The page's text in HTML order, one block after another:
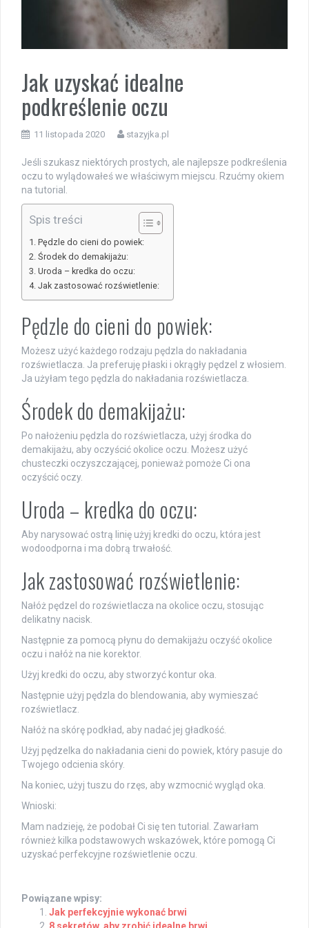
Jak uzyskać idealne
podkreślenie oczu
11 listopada 2020 stazyjka.pl
Jeśli szukasz niektórych prostych, ale najlepsze podkreślenia
oczu to wylądowałeś we właściwym miejscu. Rzućmy okiem
na tutorial.
Spis treści
Pędzle do cieni do powiek:
Środek do demakijażu:
Uroda – kredka do oczu:
Jak zastosować rozświetlenie:
Pędzle do cieni do powiek:
Możesz użyć każdego rodzaju pędzla do nakładania
rozświetlacza. Ja preferuję płaski i okrągły pędzel z włosiem.
Ja użyłam tego pędzla do nakładania rozświetlacza.
Środek do demakijażu:
Po nałożeniu pędzla do rozświetlacza, użyj środka do
demakijażu, aby oczyścić okolice oczu. Możesz użyć
chusteczki oczyszczającej, ponieważ pomoże Ci ona
oczyścić oczy.
Uroda – kredka do oczu:
Aby narysować ostrą linię użyj kredki do oczu, która jest
wodoodporna i ma dobrą trwałość.
Jak zastosować rozświetlenie:
Nałóż pędzel do rozświetlacza na okolice oczu, stosując
delikatny nacisk.
Następnie za pomocą płynu do demakijażu oczyść okolice
oczu i nałóż na nie korektor.
Użyj kredki do oczu, aby stworzyć kontur oka.
Następnie użyj pędzla do blendowania, aby wymieszać
rozświetlacz.
Nałóż na skórę podkład, aby nadać jej gładkość.
Użyj pędzelka do nakładania cieni do powiek, który pasuje do
Twojego odcienia skóry.
Na koniec, użyj tuszu do rzęs, aby wzmocnić wygląd oka.
Wnioski:
Mam nadzieję, że podobał Ci się ten tutorial. Zawarłam
również kilka podstawowych wskazówek, które pomogą Ci
uzyskać perfekcyjne rozświetlenie oczu.
Powiązane wpisy:
Jak perfekcyjnie wykonać brwi
8 sekretów, aby zrobić idealne brwi